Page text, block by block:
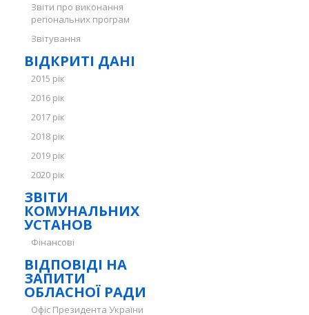
Звіти про виконання
регіональних програм
Звітування
ВІДКРИТІ ДАНІ
2015 рік
2016 рік
2017 рік
2018 рік
2019 рік
2020 рік
ЗВІТИ
КОМУНАЛЬНИХ
УСТАНОВ
Фінансові
ВІДПОВІДІ НА
ЗАПИТИ
ОБЛАСНОЇ РАДИ
Офіс Президента України